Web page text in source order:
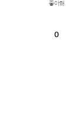
좋아해
0